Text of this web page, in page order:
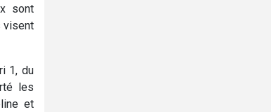
sont
visent
1, du
les
et